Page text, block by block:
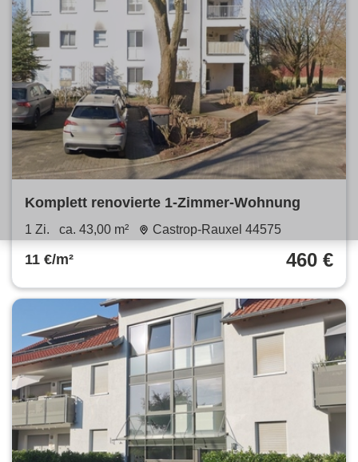
Komplett renovierte 1-Zimmer-Wohnung
1 Zi. ca. 43,00 m² Castrop-Rauxel 44575
11 €/m² 460 €